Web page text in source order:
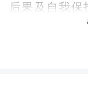
后果及自我保
老师通过互
充分调动了
良好的行为